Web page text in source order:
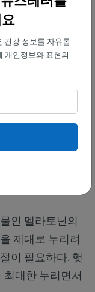
취가 중요하다.
활용법
민 D 수치를 높
라, 건강한 햇빛
점도 함께 누릴
치는 보통 규칙
, 이는 암 발생
과도 관련이 있
인 멜라토닌의
제대로 누리려
이 필요하다. 햇
최대한 누리면서
건강 정보를 자유롭
개인정보와 표현의